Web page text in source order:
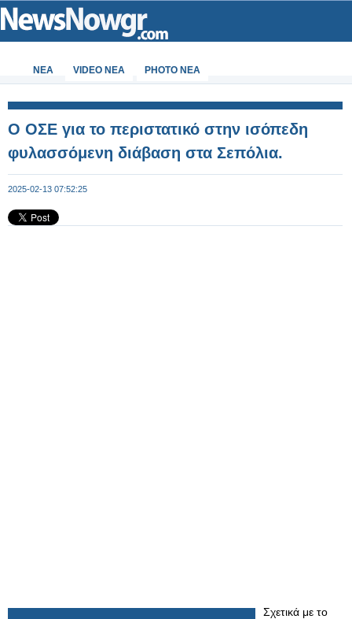
ΝΕΑ VIDEO NEA PHOTO NEA
Ο ΟΣΕ για το περιστατικό στην ισόπεδη
φυλασσόμενη διάβαση στα Σεπόλια.
2025-02-13 07:52:25
Σχετικά με το